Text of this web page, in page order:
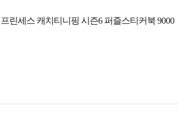
프린세스 캐치티니핑 시즌6 퍼즐스티커북 9000